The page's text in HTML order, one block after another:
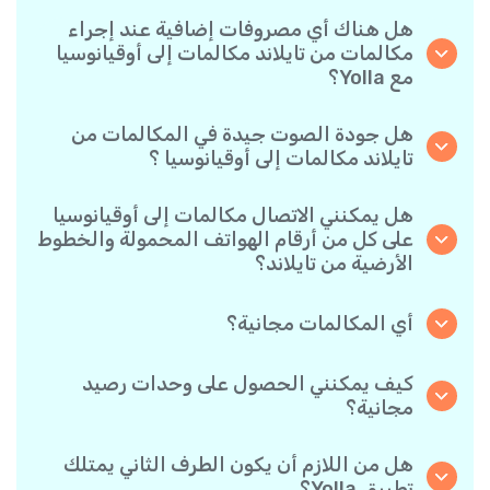
هل هناك أي مصروفات إضافية عند إجراء
مكالمات من تايلاند مكالمات إلى أوقيانوسيا
مع Yolla؟
ببساطته، ما يضمن أنك لن تدفع إلا مقابل الوقت الذي
تحدثته فعليًا. لدون رسوم مخفية أو اشتراك شهري
إجباري أو رسوم إعداد.
هل جودة الصوت جيدة في المكالمات من
تايلاند مكالمات إلى أوقيانوسيا ؟
مما يجعلها تبدو وكأنك تتحدث مع شخص في الجانب
الآخر من المدينة — حتى لو كان في الطرف الآخر من
العالم.
هل يمكنني الاتصال مكالمات إلى أوقيانوسيا
على كل من أرقام الهواتف المحمولة والخطوط
الأرضية من تايلاند؟
محمولة، وحتى القديمة- لذا أنت حر في الاتصال بأي
شخص مكالمات إلى أوقيانوسيا.
أي المكالمات مجانية؟
تمامًا طالما كان كلاهما يجريها عبر التطبيق وباتصال
الإنترنت.
كيف يمكنني الحصول على وحدات رصيد
مجانية؟
أحدهم بتثبيت التطبيق باستخدام رابطك الشخصي
وينفذ أول عملية دفع، سيحصل كلاكما على مكافأة
هل من اللازم أن يكون الطرف الثاني يمتلك